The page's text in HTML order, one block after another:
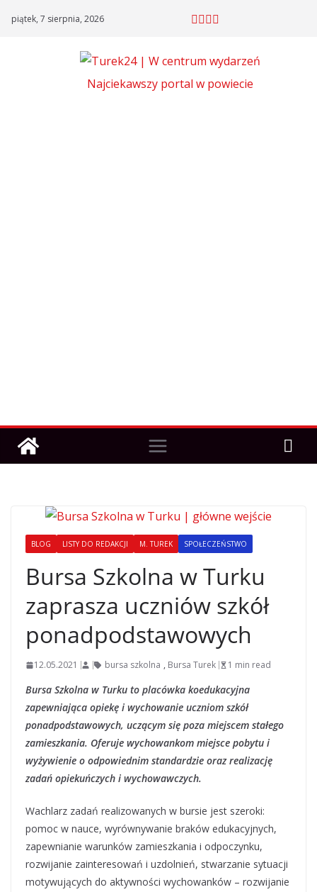
piątek, 7 sierpnia, 2026
Najciekawszy portal w powiecie
BLOG LISTY DO REDAKCJI M. TUREK SPOŁECZEŃSTWO
Bursa Szkolna w Turku
zaprasza uczniów szkół
ponadpodstawowych
12.05.2021 bursa szkolna , Bursa Turek 1 min read
Bursa Szkolna w Turku to placówka koedukacyjna
zapewniająca opiekę i wychowanie uczniom szkół
ponadpodstawowych, uczącym się poza miejscem stałego
zamieszkania. Oferuje wychowankom miejsce pobytu i
wyżywienie o odpowiednim standardzie oraz realizację
zadań opiekuńczych i wychowawczych.
Wachlarz zadań realizowanych w bursie jest szeroki:
pomoc w nauce, wyrównywanie braków edukacyjnych,
zapewnianie warunków zamieszkania i odpoczynku,
rozwijanie zainteresowań i uzdolnień, stwarzanie sytuacji
motywujących do aktywności wychowanków – rozwijanie